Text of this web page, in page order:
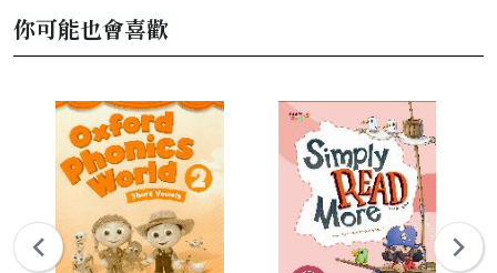
你可能也會喜歡